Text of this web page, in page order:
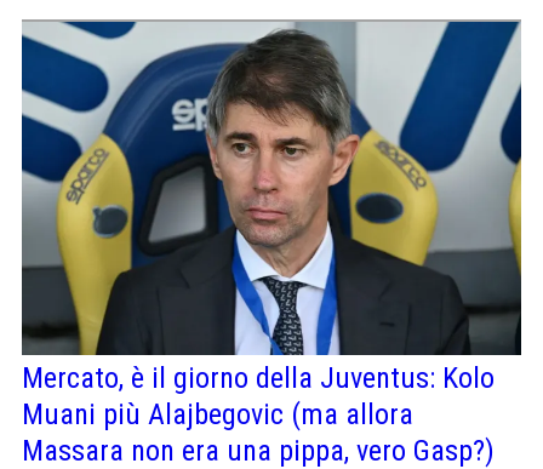
Mercato, è il giorno della Juventus: Kolo
Muani più Alajbegovic (ma allora
Massara non era una pippa, vero Gasp?)